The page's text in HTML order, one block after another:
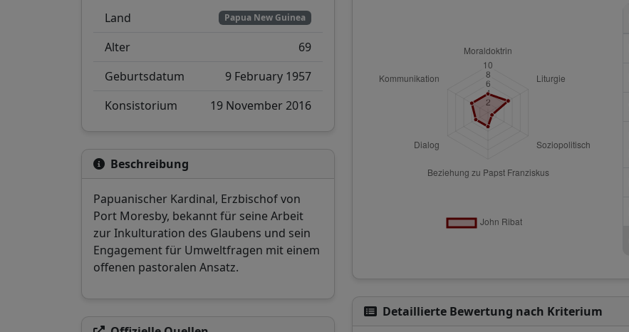
Land Papua New Guinea
Alter
69
Geburtsdatum
9 February 1957
Konsistorium
19 November 2016
Beschreibung
Papuanischer Kardinal, Erzbischof von
Port Moresby, bekannt für seine Arbeit
zur Inkulturation des Glaubens und sein
Engagement für Umweltfragen mit einem
offenen pastoralen Ansatz.
Detaillierte Bewertung nach Kriterium